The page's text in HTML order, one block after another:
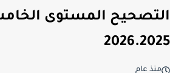
التصحيح المستوى
2026.2025
منذ عام